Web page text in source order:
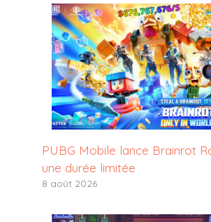
PUBG Mobile lance Brainrot
une durée limitée
8 août 2026